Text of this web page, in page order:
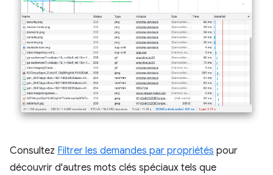
Consultez Filtrer les demandes par propriétés pour
découvrir d'autres mots clés spéciaux tels que